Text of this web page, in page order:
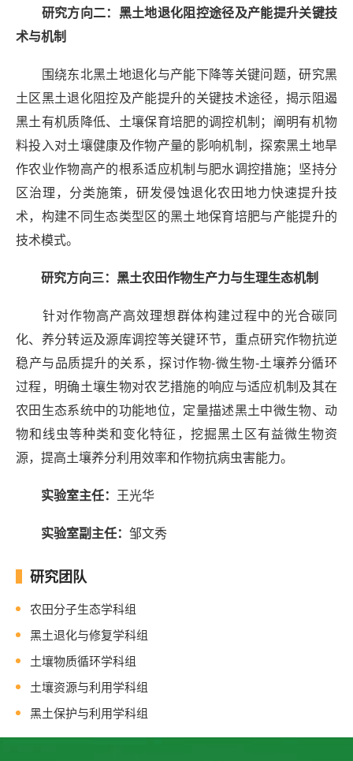
研究方向二： 黑土地退化阻控途径及产能提升关键技
术与机制
围绕东北黑土地退化与产能下降等关键问题，研究黑
土区黑土退化阻控及产能提升的关键技术途径，揭示阻遏
黑土有机质降低、土壤保育培肥的调控机制；阐明有机物
料投入对土壤健康及作物产量的影响机制，探索黑土地旱
作农业作物高产的根系适应机制与肥水调控措施；坚持分
区治理，分类施策，研发侵蚀退化农田地力快速提升技
术，构建不同生态类型区的黑土地保育培肥与产能提升的
技术模式。
研究方向三： 黑土农田作物生产力与生理生态机制
针对作物高产高效理想群体构建过程中的光合碳同
化、养分转运及源库调控等关键环节，重点研究作物抗逆
稳产与品质提升的关系，探讨作物-微生物-土壤养分循环
过程， 明确土壤生物对农艺措施的响应与适应机制及其在
农田生态系统中的功能地位，定量描述黑土中微生物、动
物和线虫等种类和变化特征 ， 挖掘黑土区有益微生物资
源，提高土壤养分利用效率和作物抗病虫害能力。
实验室主任： 王光华
实验室副主任： 邹文秀
研究团队
农田分子生态学科组
黑土退化与修复学科组
土壤物质循环学科组
土壤资源与利用学科组
黑土保护与利用学科组